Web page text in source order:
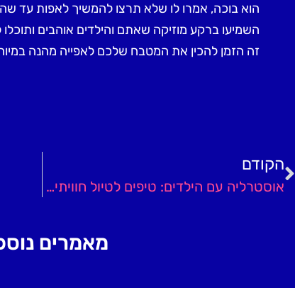
הוא בוכה, אמרו לו שלא תרצו להמשיך לאפות עד
השמיעו ברקע מוזיקה שאתם והילדים אוהבים ותוכלו
זה הזמן להכין את המטבח שלכם לאפייה מהנה
הקודם
אוסטרליה עם הילדים: טיפים לטיול חוויתי ובלתי נשכח
מאמרים